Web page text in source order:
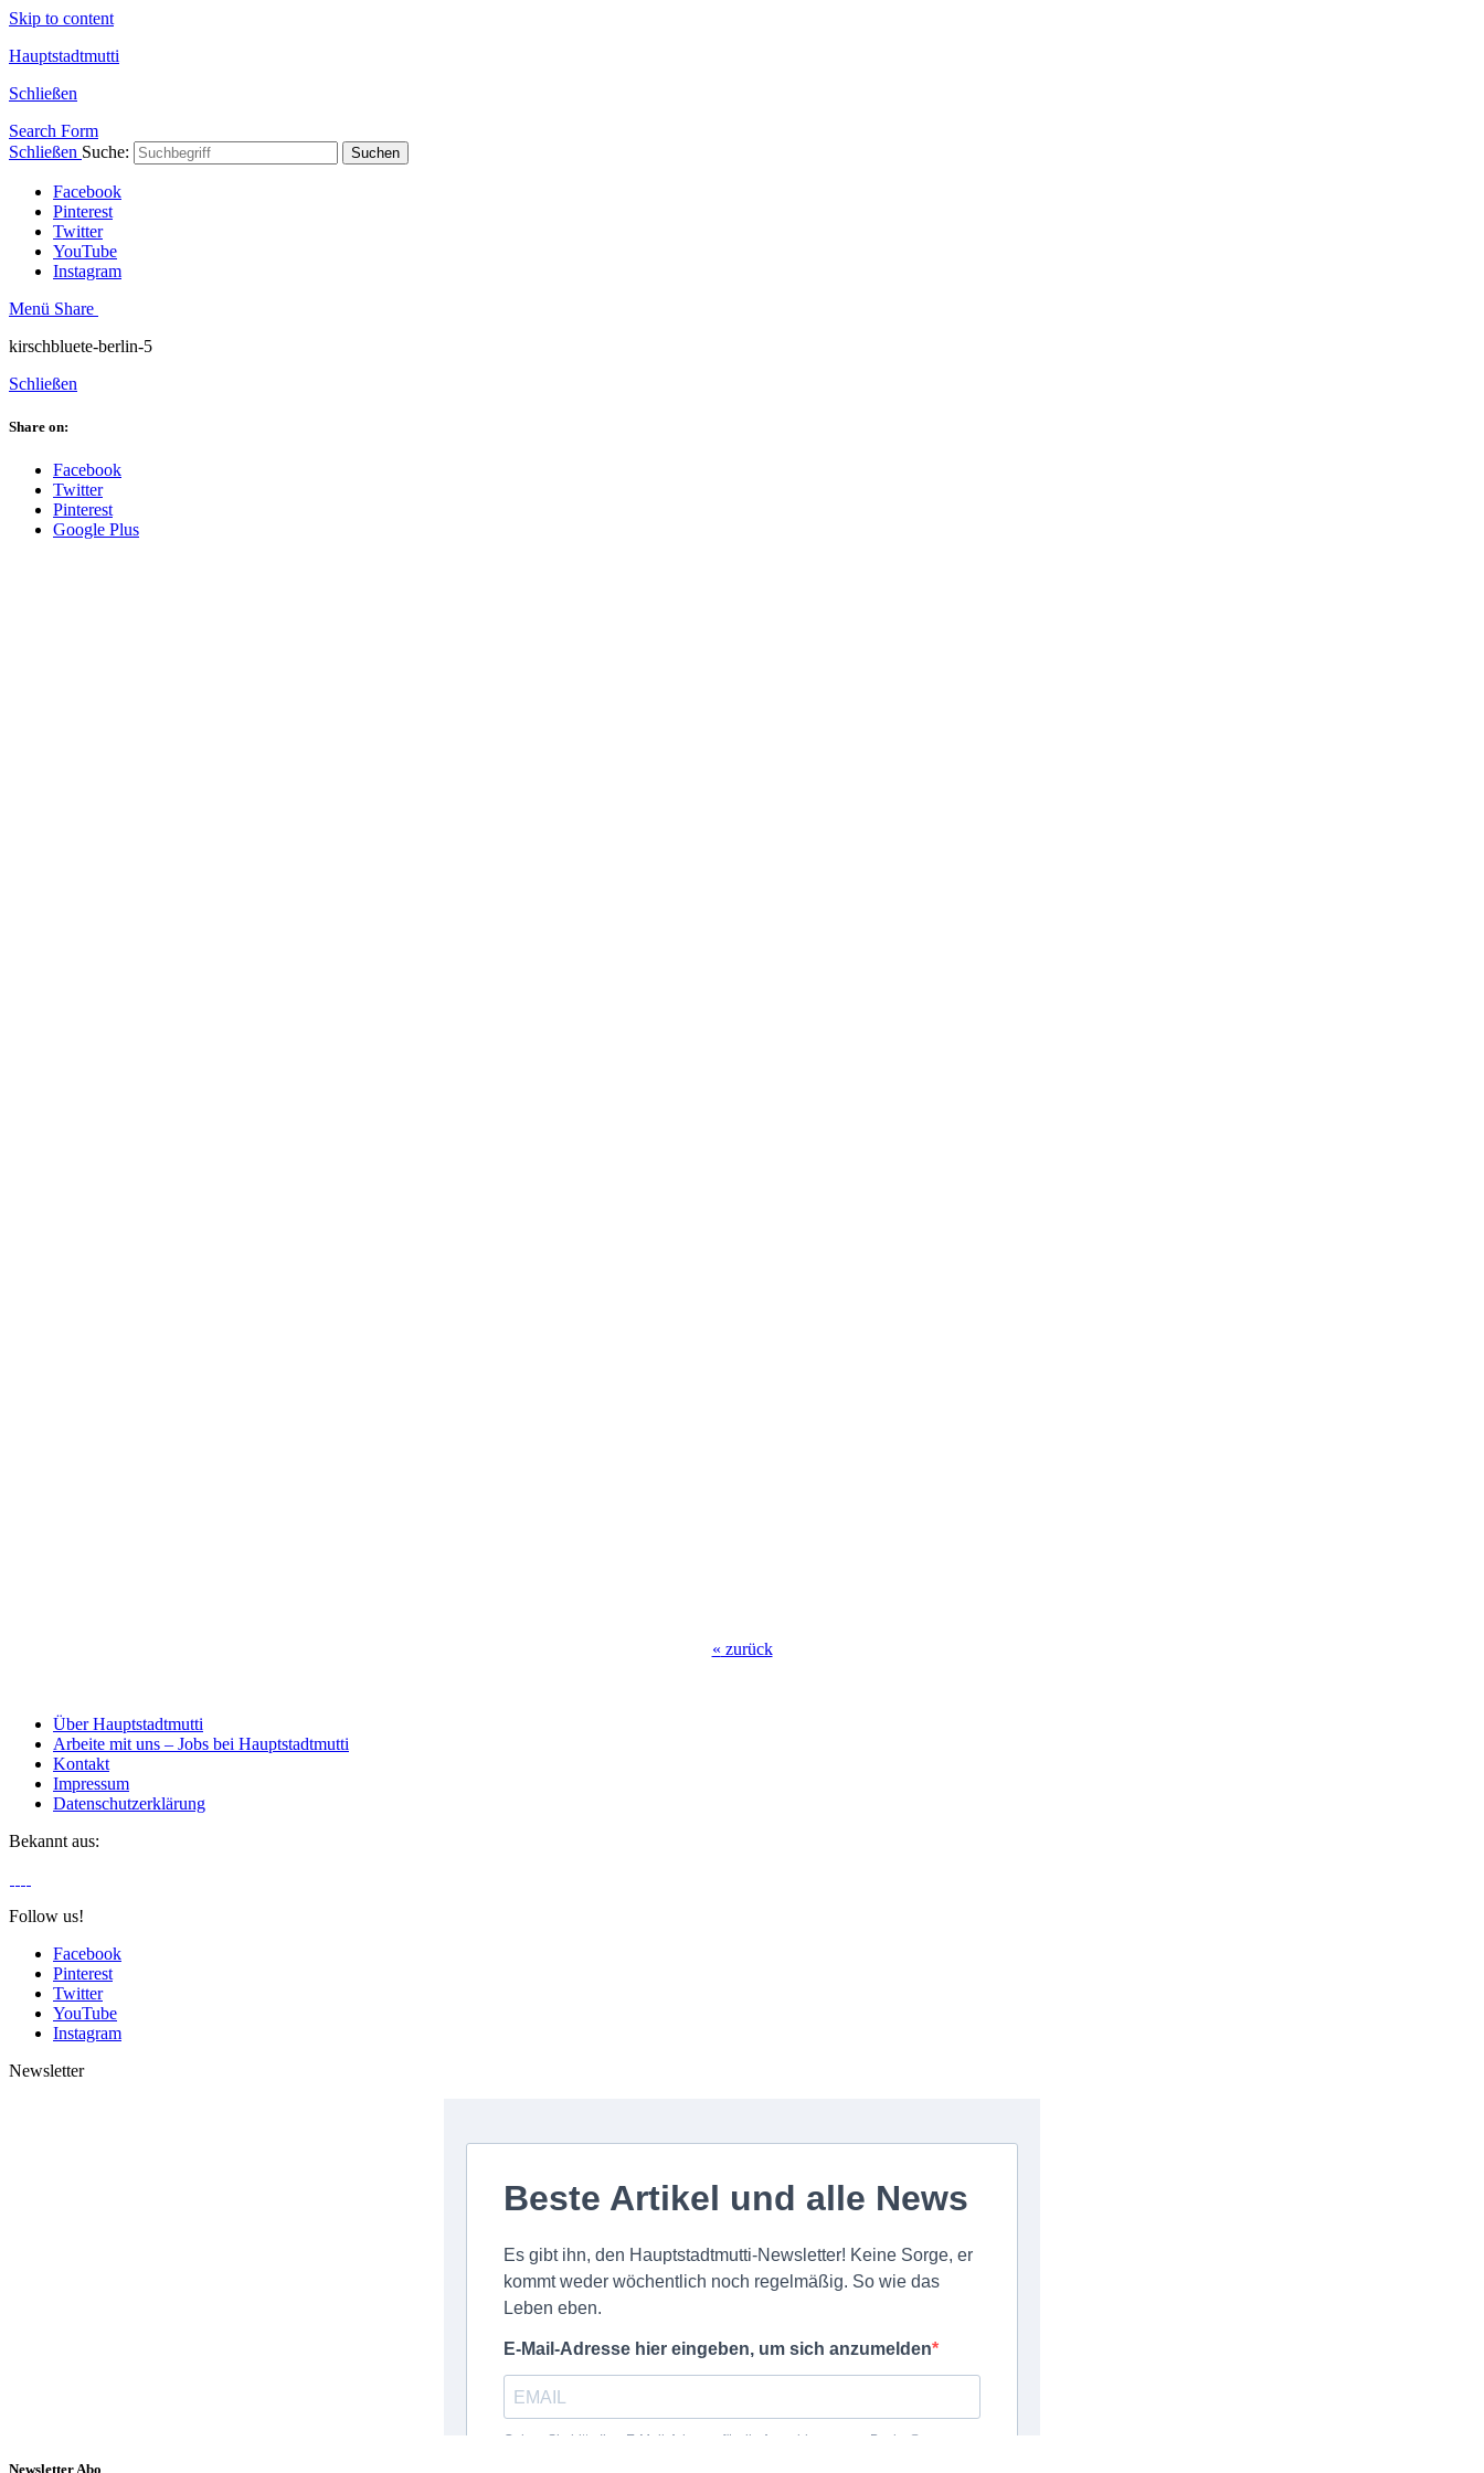
Skip to content
Hauptstadtmutti
Schließen
Search Form
Schließen Suche: Suchen
Facebook
Pinterest
Twitter
YouTube
Instagram
Menü Share
kirschbluete-berlin-5
Schließen
Share on:
Facebook
Twitter
Pinterest
Google Plus
« zurück
Über Hauptstadtmutti
Arbeite mit uns – Jobs bei Hauptstadtmutti
Kontakt
Impressum
Datenschutzerklärung
Bekannt aus:
Follow us!
Facebook
Pinterest
Twitter
YouTube
Instagram
Newsletter
Newsletter Abo